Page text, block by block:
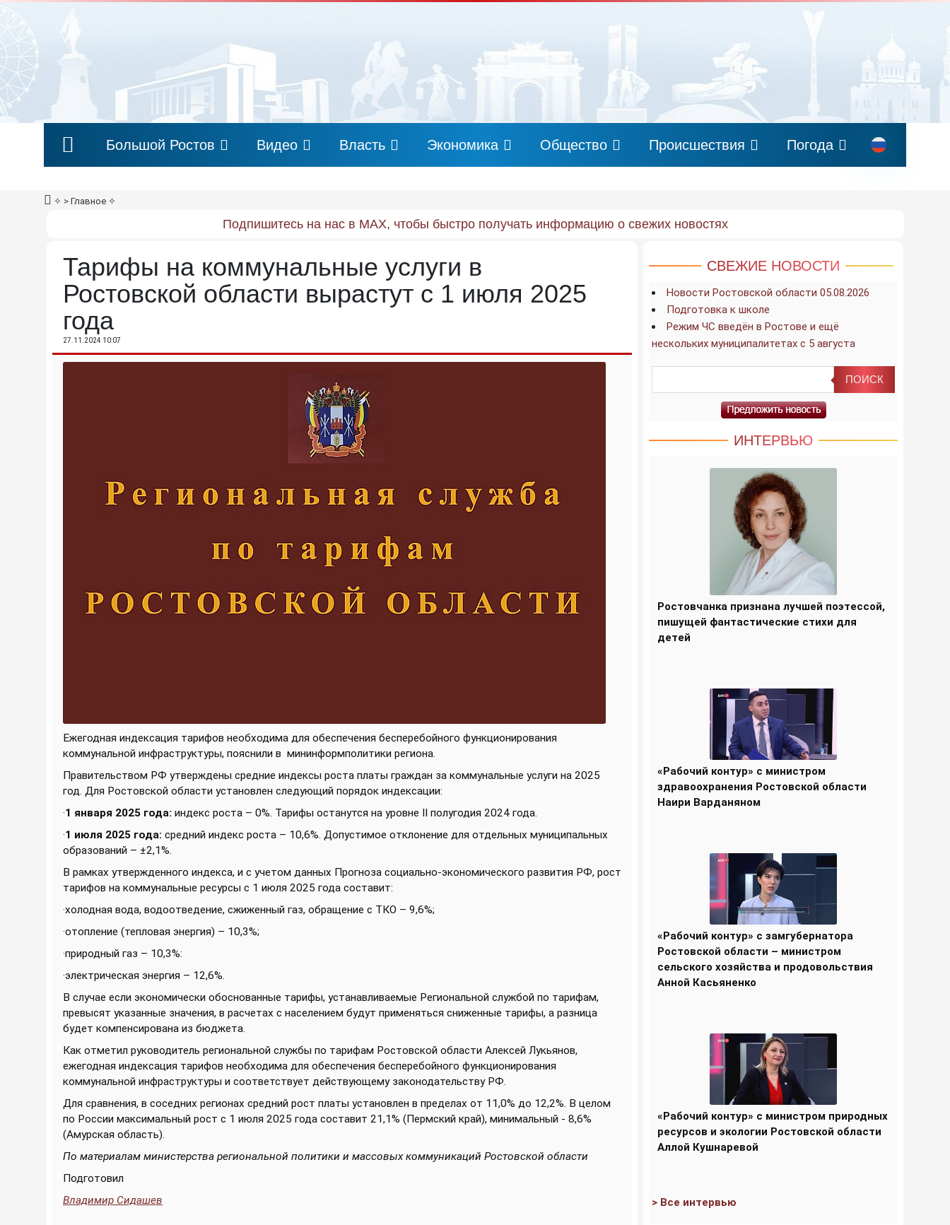
Большой Ростов Видео Власть Экономика Общество Происшествия Погода
✧ > Главное ✧
Подпишитесь на нас в MAX, чтобы быстро получать информацию о свежих новостях
Тарифы на коммунальные услуги в
Ростовской области вырастут с 1 июля 2025
года
27.11.2024 10:07
Ежегодная индексация тарифов необходима для обеспечения бесперебойного функционирования
коммунальной инфраструктуры, пояснили в мининформполитики региона.
Правительством РФ утверждены средние индексы роста платы граждан за коммунальные услуги на 2025
год. Для Ростовской области установлен следующий порядок индексации:
·1 января 2025 года: индекс роста – 0%. Тарифы останутся на уровне II полугодия 2024 года.
·1 июля 2025 года: средний индекс роста – 10,6%. Допустимое отклонение для отдельных муниципальных
образований – ±2,1%.
В рамках утвержденного индекса, и с учетом данных Прогноза социально-экономического развития РФ, рост
тарифов на коммунальные ресурсы с 1 июля 2025 года составит:
·холодная вода, водоотведение, сжиженный газ, обращение с ТКО – 9,6%;
·отопление (тепловая энергия) – 10,3%;
·природный газ – 10,3%:
·электрическая энергия – 12,6%.
В случае если экономически обоснованные тарифы, устанавливаемые Региональной службой по тарифам,
превысят указанные значения, в расчетах с населением будут применяться сниженные тарифы, а разница
будет компенсирована из бюджета.
Как отметил руководитель региональной службы по тарифам Ростовской области Алексей Лукьянов,
ежегодная индексация тарифов необходима для обеспечения бесперебойного функционирования
коммунальной инфраструктуры и соответствует действующему законодательству РФ.
Для сравнения, в соседних регионах средний рост платы установлен в пределах от 11,0% до 12,2%. В целом
по России максимальный рост с 1 июля 2025 года составит 21,1% (Пермский край), минимальный - 8,6%
(Амурская область).
По материалам министерства региональной политики и массовых коммуникаций Ростовской области
Подготовил
Владимир Сидашев
СВЕЖИЕ НОВОСТИ
Новости Ростовской области 05.08.2026
Подготовка к школе
Режим ЧС введён в Ростове и ещё
нескольких муниципалитетах с 5 августа
ИНТЕРВЬЮ
Ростовчанка признана лучшей поэтессой,
пишущей фантастические стихи для
детей
«Рабочий контур» с министром
здравоохранения Ростовской области
Наири Варданяном
«Рабочий контур» с замгубернатора
Ростовской области – министром
сельского хозяйства и продовольствия
Анной Касьяненко
«Рабочий контур» с министром природных
ресурсов и экологии Ростовской области
Аллой Кушнаревой
> Все интервью